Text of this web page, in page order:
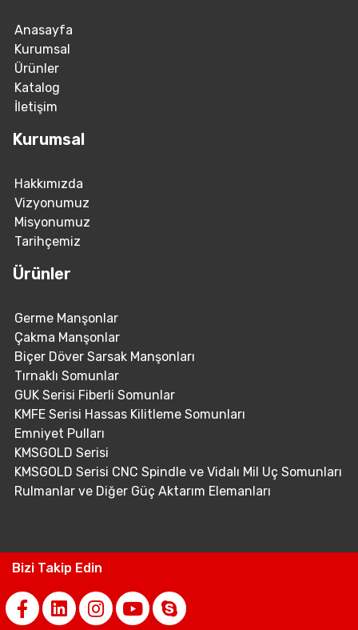
Anasayfa
Kurumsal
Ürünler
Katalog
İletişim
Kurumsal
Hakkımızda
Vizyonumuz
Misyonumuz
Tarihçemiz
Ürünler
Germe Manşonlar
Çakma Manşonlar
Biçer Döver Sarsak Manşonları
Tırnaklı Somunlar
GUK Serisi Fiberli Somunlar
KMFE Serisi Hassas Kilitleme Somunları
Emniyet Pulları
KMSGOLD Serisi
KMSGOLD Serisi CNC Spindle ve Vidalı Mil Uç Somunları
Rulmanlar ve Diğer Güç Aktarım Elemanları
Bizi Takip Edin